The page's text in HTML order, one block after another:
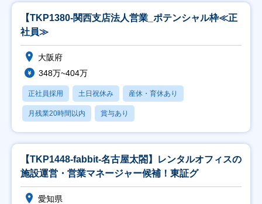
【TKP1380-関西支店法人営業_ポテンシャル枠≪正
社員≫
大阪府
348万~404万
正社員採用 土日祝休み 産休・育休あり
月残業20時間以内 賞与あり
【TKP1448-fabbit-名古屋太閤】レンタルオフィスの
施設運営・営業マネージャー候補！東証グ
愛知県